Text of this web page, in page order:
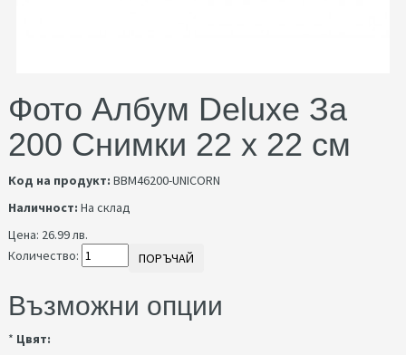
Фото Албум Deluxe За
200 Снимки 22 x 22 см
Код на продукт: BBM46200-UNICORN
Наличност: На склад
Цена: 26.99 лв.
Количество:
ПОРЪЧАЙ
Възможни опции
* Цвят: